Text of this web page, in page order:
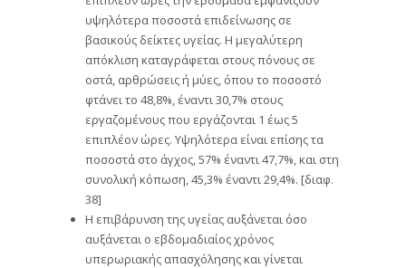
υψηλότερα ποσοστά επιδείνωσης σε
βασικούς δείκτες υγείας. Η μεγαλύτερη
απόκλιση καταγράφεται στους πόνους σε
οστά, αρθρώσεις ή μύες, όπου το ποσοστό
φτάνει το 48,8%, έναντι 30,7% στους
εργαζομένους που εργάζονται 1 έως 5
επιπλέον ώρες. Υψηλότερα είναι επίσης τα
ποσοστά στο άγχος, 57% έναντι 47,7%, και στη
συνολική κόπωση, 45,3% έναντι 29,4%. [διαφ.
38]
Η επιβάρυνση της υγείας αυξάνεται όσο
αυξάνεται ο εβδομαδιαίος χρόνος
υπερωριακής απασχόλησης και γίνεται